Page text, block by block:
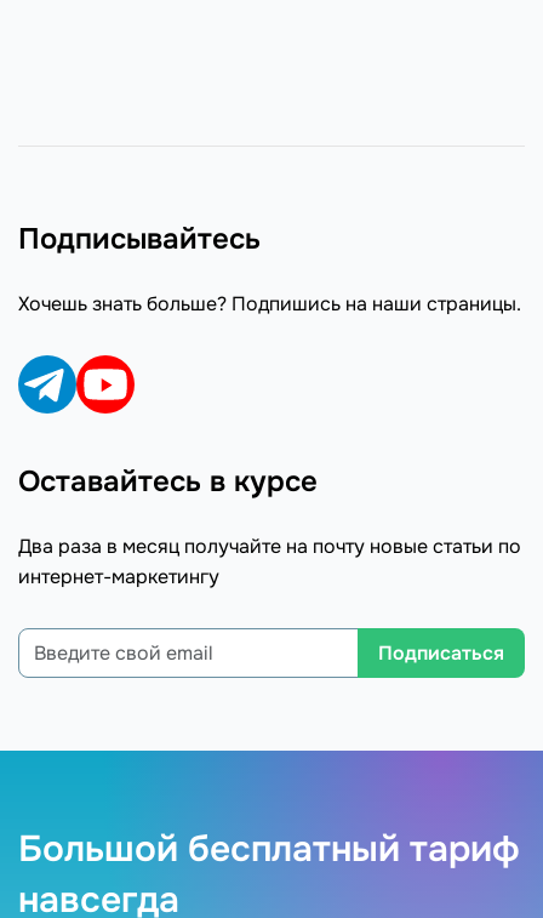
Подписывайтесь
Хочешь знать больше? Подпишись на наши страницы.
Оставайтесь в курсе
Два раза в месяц получайте на почту новые статьи по
интернет-маркетингу
Подписаться
Большой бесплатный тариф
навсегда